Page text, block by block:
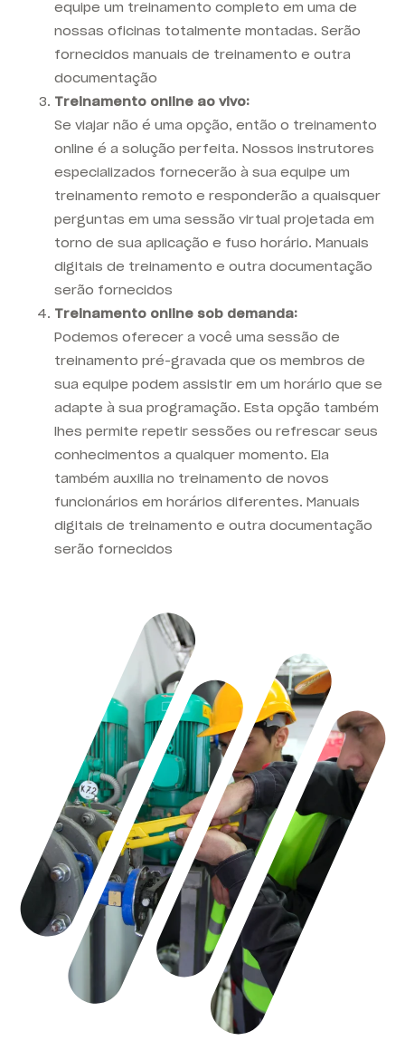
equipe um treinamento completo em uma de
nossas oficinas totalmente montadas. Serão
fornecidos manuais de treinamento e outra
documentação
Treinamento online ao vivo:
Se viajar não é uma opção, então o treinamento
online é a solução perfeita. Nossos instrutores
especializados fornecerão à sua equipe um
treinamento remoto e responderão a quaisquer
perguntas em uma sessão virtual projetada em
torno de sua aplicação e fuso horário. Manuais
digitais de treinamento e outra documentação
serão fornecidos
Treinamento online sob demanda:
Podemos oferecer a você uma sessão de
treinamento pré-gravada que os membros de
sua equipe podem assistir em um horário que se
adapte à sua programação. Esta opção também
lhes permite repetir sessões ou refrescar seus
conhecimentos a qualquer momento. Ela
também auxilia no treinamento de novos
funcionários em horários diferentes. Manuais
digitais de treinamento e outra documentação
serão fornecidos